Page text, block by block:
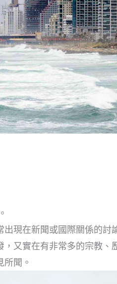
現在新聞或國際關係的
又實在有非常多的宗教、
聞。